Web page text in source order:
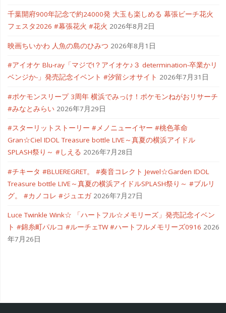
千葉開府900年記念で約24000発 大玉も楽しめる 幕張ビーチ花火
フェスタ2026 #幕張花火 #花火 2026年8月2日
映画ちいかわ 人魚の島のひみつ 2026年8月1日
#アイオケ Blu-ray「マジで!？アイオケ♪３ determination-卒業かリ
ベンジか-」発売記念イベント #汐留シオサイト 2026年7月31日
#ポケモンスリープ 3周年 横浜でみっけ！ポケモンねがおリサーチ
#みなとみらい 2026年7月29日
#スターリットストーリー #メノニューイヤー #桃色革命
Gran☆Ciel IDOL Treasure bottle LIVE～真夏の横浜アイドル
SPLASH祭り～ #しえる 2026年7月28日
#チキータ #BLUEREGRET。 #奏音コレクト Jewel☆Garden IDOL
Treasure bottle LIVE～真夏の横浜アイドルSPLASH祭り～ #ブルリ
グ。 #カノコレ #ジュエガ 2026年7月27日
Luce Twinkle Wink☆ 「ハートフル☆メモリーズ」発売記念イベン
ト #錦糸町パルコ #ルーチェTW #ハートフルメモリーズ0916 2026
年7月26日